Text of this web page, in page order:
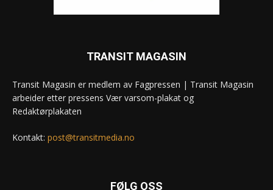
TRANSIT MAGASIN
Transit Magasin er medlem av Fagpressen | Transit Magasin
arbeider etter pressens Vær varsom-plakat og
Redaktørplakaten
Kontakt: post@transitmedia.no
FØLG OSS